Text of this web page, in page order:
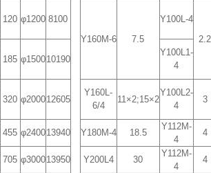
120 φ1200 8100
Y160M-6
7.5
Y100L-4
2.2
185 φ150010190
Y100L1-
4
320 φ200012605
Y160L-
6/4
11×2;15×2
Y100L2-
4
3
455 φ240013940 Y180M-4 18.5
Y112M-
4
4
705 φ300013950 Y200L4 30
Y112M-
4
4